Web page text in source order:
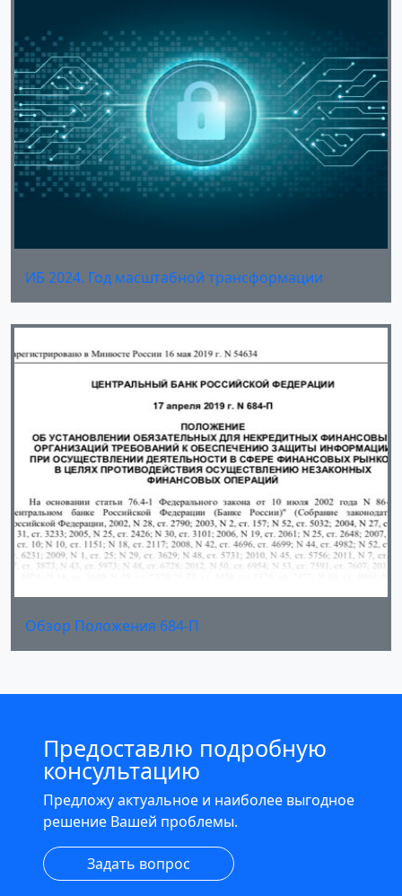
ИБ 2024. Год масштабной трансформации
Обзор Положения 684-П
Предоставлю подробную
консультацию
Предложу актуальное и наиболее выгодное
решение Вашей проблемы.
Задать вопрос